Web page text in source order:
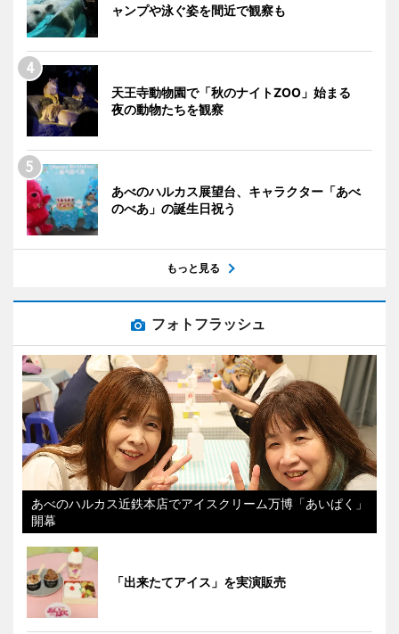
ャンプや泳ぐ姿を間近で観察も
天王寺動物園で「秋のナイトZOO」始まる
夜の動物たちを観察
あべのハルカス展望台、キャラクター「あべ
のべあ」の誕生日祝う
もっと見る
フォトフラッシュ
あべのハルカス近鉄本店でアイスクリーム万博「あいぱく」
開幕
「出来たてアイス」を実演販売